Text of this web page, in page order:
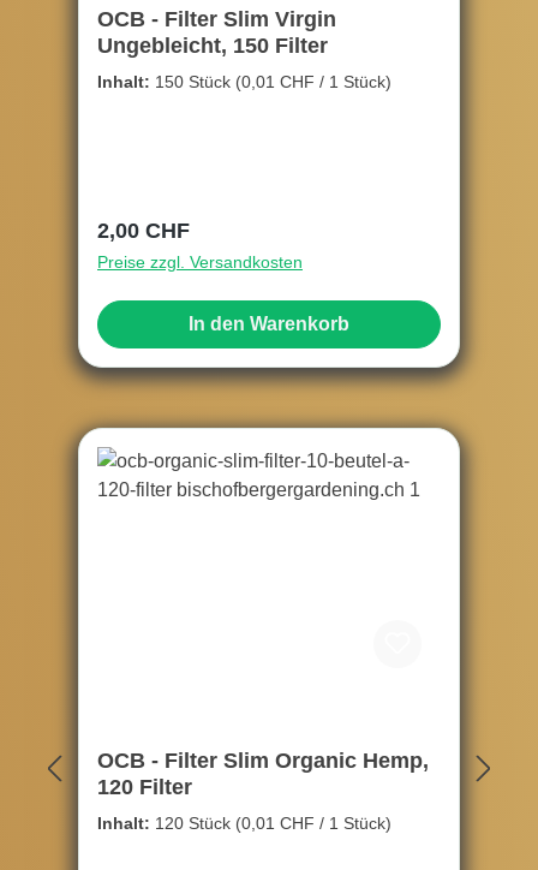
OCB - Filter Slim Virgin
Ungebleicht, 150 Filter
Inhalt: 150 Stück (0,01 CHF / 1 Stück)
Regulärer Preis:
2,00 CHF
Preise zzgl. Versandkosten
In den Warenkorb
OCB - Filter Slim Organic Hemp,
120 Filter
Inhalt: 120 Stück (0,01 CHF / 1 Stück)